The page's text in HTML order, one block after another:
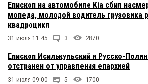
Епископ на автомобиле Kia сбил
мопеда, молодой водитель грузовика
квадроцикл
31 июля 11:45 3 2870
Епископ Исилькульский и Русско-
отстранен от управления епархией
31 июля 09:00 5 1700